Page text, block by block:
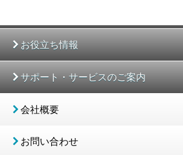
お役立ち情報
サポート・サービスのご案内
会社概要
お問い合わせ